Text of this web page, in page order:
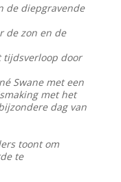
de diepgravende
de zon en de
tijdsverloop door
Swane met een
met het
dag van
toont om
te